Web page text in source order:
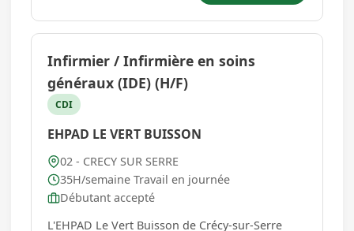
100 hectare...
Infirmier / Infirmière en soins
généraux (IDE) (H/F)
CDI
EHPAD LE VERT BUISSON
02 - CRECY SUR SERRE
35H/semaine Travail en journée
Débutant accepté
L'EHPAD Le Vert Buisson de Crécy-sur-Serre